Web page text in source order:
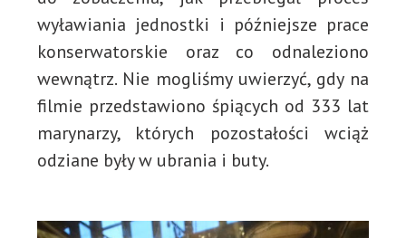
wyławiania jednostki i późniejsze prace
konserwatorskie oraz co odnaleziono
wewnątrz. Nie mogliśmy uwierzyć, gdy na
filmie przedstawiono śpiących od 333 lat
marynarzy, których pozostałości wciąż
odziane były w ubrania i buty.